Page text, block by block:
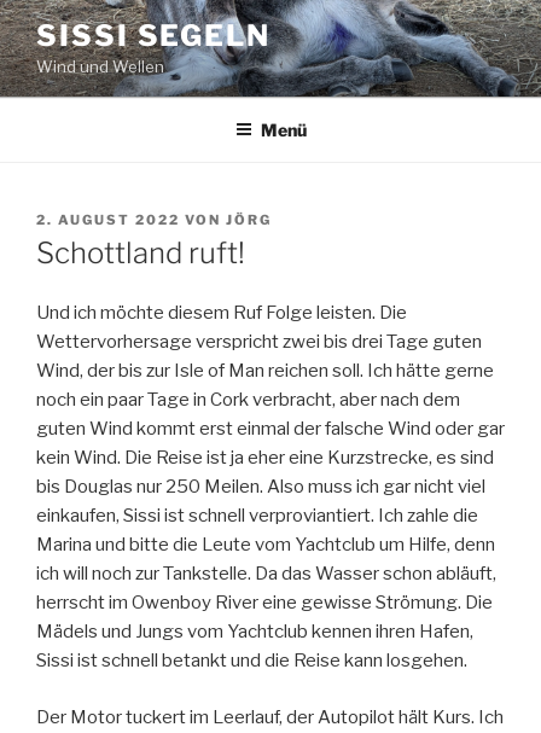
Zum
Inhalt
springen
SISSI SEGELN
Wind und Wellen
Menü
VERÖFFENTLICHT
AM
2. AUGUST 2022 VON JÖRG
Schottland ruft!
Und ich möchte diesem Ruf Folge leisten. Die
Wettervorhersage verspricht zwei bis drei Tage guten
Wind, der bis zur Isle of Man reichen soll. Ich hätte gerne
noch ein paar Tage in Cork verbracht, aber nach dem
guten Wind kommt erst einmal der falsche Wind oder gar
kein Wind. Die Reise ist ja eher eine Kurzstrecke, es sind
bis Douglas nur 250 Meilen. Also muss ich gar nicht viel
einkaufen, Sissi ist schnell verproviantiert. Ich zahle die
Marina und bitte die Leute vom Yachtclub um Hilfe, denn
ich will noch zur Tankstelle. Da das Wasser schon abläuft,
herrscht im Owenboy River eine gewisse Strömung. Die
Mädels und Jungs vom Yachtclub kennen ihren Hafen,
Sissi ist schnell betankt und die Reise kann losgehen.
Der Motor tuckert im Leerlauf, der Autopilot hält Kurs. Ich